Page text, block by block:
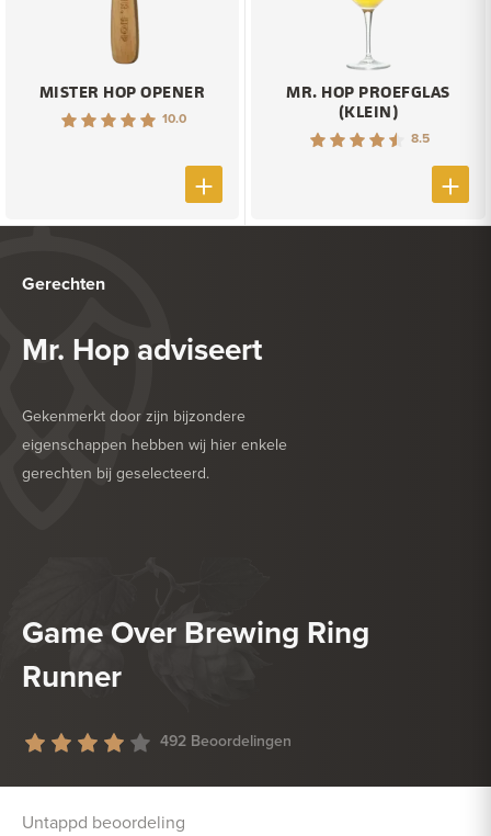
MISTER HOP OPENER
10.0
MR. HOP PROEFGLAS
(KLEIN)
8.5
Gerechten
Mr. Hop adviseert
Gekenmerkt door zijn bijzondere
eigenschappen hebben wij hier enkele
gerechten bij geselecteerd.
HEERLIJK BIJ
Game Over Brewing Ring
Runner
492 Beoordelingen
Untappd beoordeling